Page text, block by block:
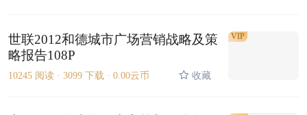
世联2012和德城市广场营销战略及策
略报告108P
10245 阅读 · 3099 下载 · 0.00云币 收藏
VIP